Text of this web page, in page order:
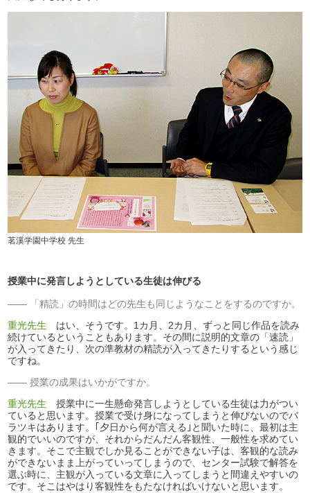
茗溪学園中学校 先生
授業中に発言しようとしている生徒は伸びる
「精読」の時間はどの先生も同じようなことをするのですか。
重光先生 はい、そうです。1カ月、2カ月、ずっと同じ作品を読み
続けているということもあります。その間に説明的文章の「速読」
が入ってきたり、次の準教材の精読が入ってきたりするという感じ
ですね。
授業の成果はいかがですか。
重光先生 授業中に一生懸命発言しようとしている生徒は力がつい
ていると思います。授業で受け身になってしまうと伸びないのでバ
ラツキはあります。｢夕日から何が言える｣と聞いた時に、最初は主
観的でいいのですが、それからだんだん客観性、一般性を求めてい
きます。そこで主観でしか見ることができない子は、客観的な読み
ができないまま上がっていってしまうので、センター試験で解答を
選ぶ時に、主観が入っている文章に入ってしまうと間違えやすいの
です。そこはやはり客観性をもたなければいけないと思います。